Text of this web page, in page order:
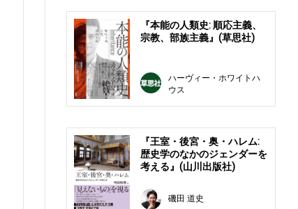
『本能の人類史: 順応主義、
宗教、部族主義』(草思社)
ハーヴィー・ホワイトハ
ウス
『王室・後宮・奥・ハレム:
歴史学のなかのジェンダーを
考える』(山川出版社)
磯田 道史